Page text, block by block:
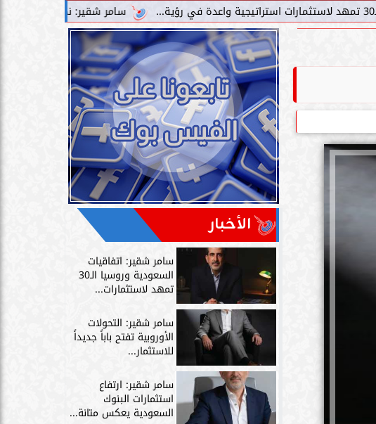
سامر شقير: نمو صناديق الاستثمار الخاصة دليل حي
الأخبار
سامر شقير: اتفاقيات
السعودية وروسيا الـ30
تمهد لاستثمارات...
سامر شقير: التحولات
الأوروبية تفتح باباً جديداً
للاستثمار...
سامر شقير: ارتفاع
استثمارات البنوك
السعودية يعكس متانة...